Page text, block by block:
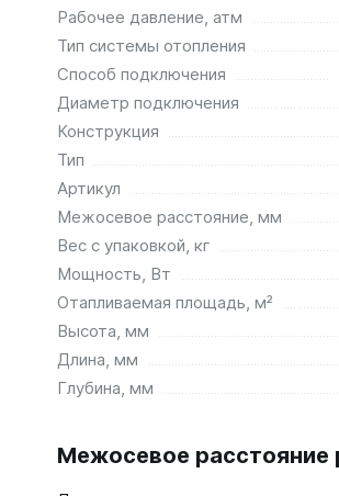
Рабочее давление, атм
Тип системы отопления
Способ подключения
Диаметр подключения
Конструкция
Тип
Артикул
Межосевое расстояние, мм
Вес с упаковкой, кг
Мощность, Вт
Отапливаемая площадь, м²
Высота, мм
Длина, мм
Глубина, мм
Межосевое расстояние